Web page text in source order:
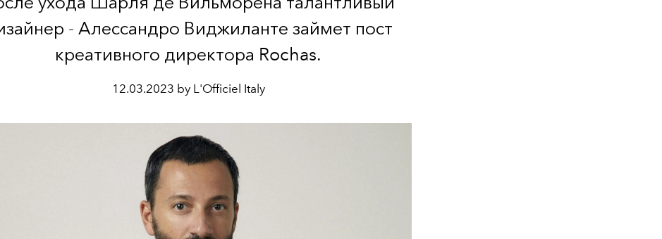
- Алессандро Виджиланте займет пост
креативного директора Rochas.
12.03.2023 by L'Officiel Italy